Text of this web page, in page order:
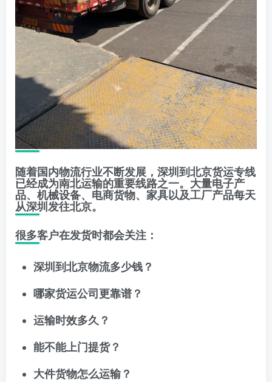
随着国内物流行业不断发展，深圳到北京货运专线
已经成为南北运输的重要线路之一。大量电子产
品、机械设备、电商货物、家具以及工厂产品每天
从深圳发往北京。
很多客户在发货时都会关注：
深圳到北京物流多少钱？
哪家货运公司更靠谱？
运输时效多久？
能不能上门提货？
大件货物怎么运输？